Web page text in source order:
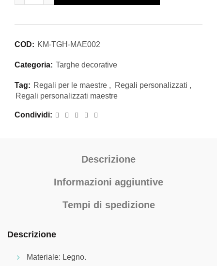
COD: KM-TGH-MAE002
Categoria: Targhe decorative
Tag: Regali per le maestre , Regali personalizzati ,
Regali personalizzati maestre
Condividi
Descrizione
Informazioni aggiuntive
Tempi di spedizione
Descrizione
Materiale: Legno.